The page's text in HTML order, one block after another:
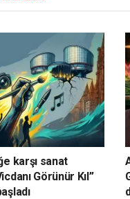
karşı sanat
Görünür Kıl”